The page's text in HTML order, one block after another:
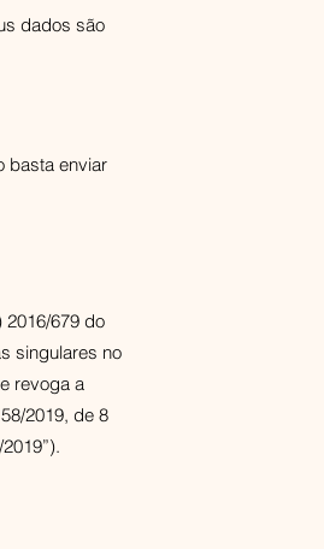
dados são
basta enviar
679 do
singulares no
revoga a
2019, de 8